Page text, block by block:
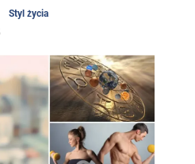
Styl życia